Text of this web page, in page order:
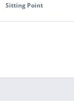
Sitting Point